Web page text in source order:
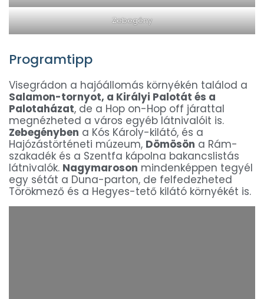
Zebegény
Programtipp
Visegrádon a hajóállomás környékén találod a
Salamon-tornyot, a Királyi Palotát és a
Palotaházat, de a Hop on-Hop off járattal
megnézheted a város egyéb látnivalóit is.
Zebegényben a Kós Károly-kilátó, és a
Hajózástörténeti múzeum, Dömösön a Rám-
szakadék és a Szentfa kápolna bakancslistás
látnivalók. Nagymaroson mindenképpen tegyél
egy sétát a Duna-parton, de felfedezheted
Törökmező és a Hegyes-tető kilátó környékét is.